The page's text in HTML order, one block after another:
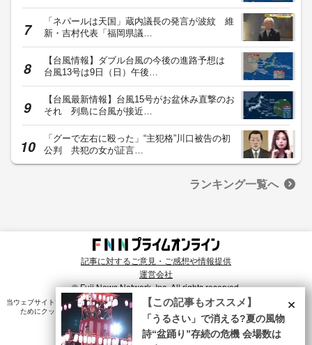
「ネパールは天国」蔵内議長の発言が波紋 維
新・吉村代表「福岡県議…
【台風情報】ダブル台風の今後の進路予想は
台風13号は9日（日）午後…
【台風最新情報】台風15号がお盆休み直撃のお
それ 列島に台風が接近…
「グーで左右に殴った」“主犯格”川口被告の初
公判 共犯の女が証言…
ランキング一覧へ
記事に対するご意見・ご感想や情報提供
運営会社
© Fuji News Network, Inc. All rights reserved.
当ウェブサイトでは、ユーザのニーズ・興味・関⼼に合致したコンテンツや広告配信を提供する
ためにクッキーを使⽤しています。詳細は、
プライバシーポリシー をご確認ください。×
【この記事もオススメ】
「うるさい」で消える?夏の風物
詩“盆踊り”存続の危機 会場数は